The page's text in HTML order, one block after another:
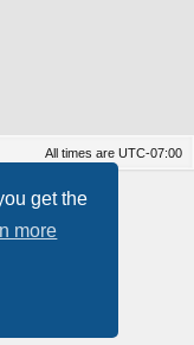
get the
more
All times are UTC-07:00
Limited
center